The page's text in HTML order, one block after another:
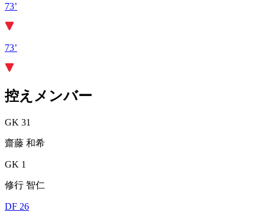
73’
73’
控えメンバー
GK 31
齋藤 和希
GK 1
修行 智仁
DF 26